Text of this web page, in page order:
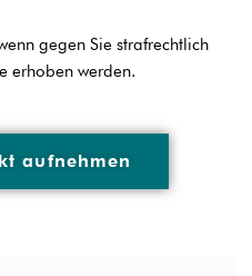
gegen Sie strafrechtlich
erhoben werden.
aufnehmen